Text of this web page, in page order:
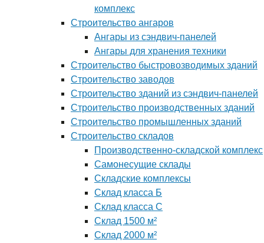
комплекс
Строительство ангаров
Ангары из сэндвич-панелей
Ангары для хранения техники
Строительство быстровозводимых зданий
Строительство заводов
Строительство зданий из сэндвич-панелей
Строительство производственных зданий
Строительство промышленных зданий
Строительство складов
Производственно-складской комплекс
Самонесущие склады
Складские комплексы
Склад класса Б
Склад класса С
Склад 1500 м²
Склад 2000 м²